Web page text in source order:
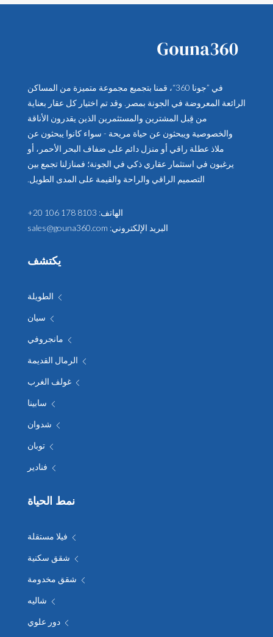
في ”جونا 360“، قمنا بتجميع مجموعة متميزة من المساكن
الرائعة المعروضة في الجونة بمصر. وقد تم اختيار كل عقار بعناية
من قِبل المشترين والمستثمرين الذين يقدرون الأناقة
والخصوصية ويبحثون عن حياة مريحة - سواء كانوا يبحثون عن
ملاذ عطلة راقي أو منزل دائم على ضفاف البحر الأحمر، أو
يرغبون في استثمار عقاري ذكي في الجونة؛ فمنازلنا تجمع بين
التصميم الراقي والراحة والقيمة على المدى الطويل.
الهاتف: +20 106 178 8103
البريد الإلكتروني: sales@gouna360.com
يكتشف
الطويلة
سيان
مانجروفي
الرمال القديمة
غولف الغرب
سابينا
شدوان
توبان
فنادير
نمط الحياة
فيلا مستقلة
شقق سكنية
شقق مخدومة
شاليه
دور علوي